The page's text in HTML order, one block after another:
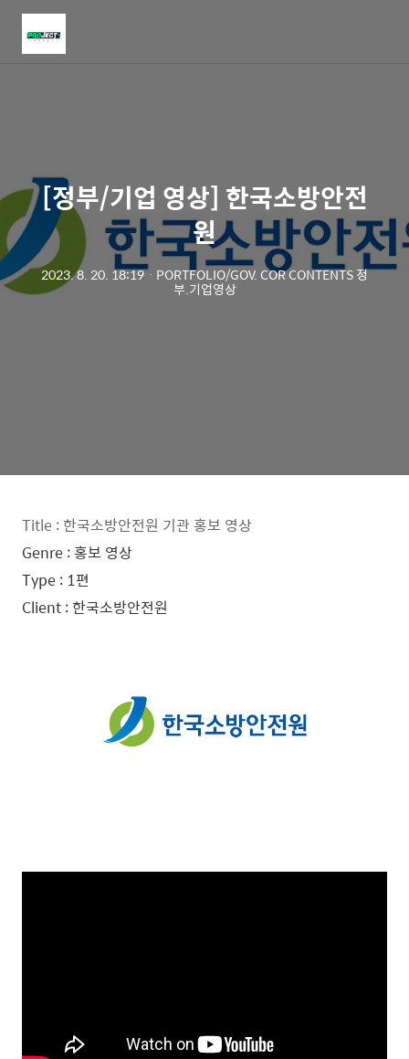
[정부/기업 영상] 한국소방안전
원
2023. 8. 20. 18:19ㆍ PORTFOLIO/GOV. COR CONTENTS 정
부.기업영상
Title : 한국소방안전원 기관 홍보 영상
Genre : 홍보 영상
Type : 1편
Client : 한국소방안전원